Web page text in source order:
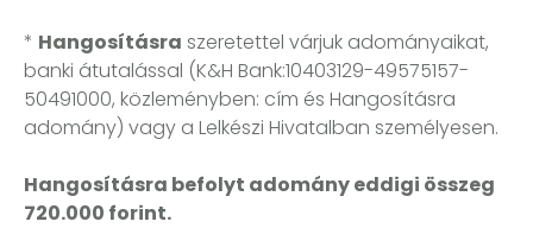
* Hangosításra szeretettel várjuk adományaikat,
banki átutalással (K&H Bank:10403129-49575157-
50491000, közleményben: cím és Hangosításra
adomány) vagy a Lelkészi Hivatalban személyesen.
Hangosításra befolyt adomány eddigi összeg
720.000 forint.